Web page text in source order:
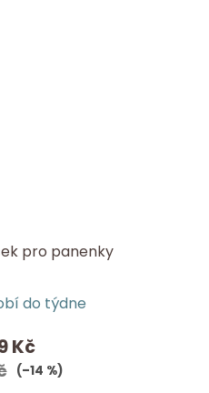
pro panenky
hodnocení
produktu
do týdne
Kč
(–14 %)